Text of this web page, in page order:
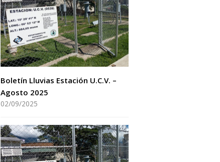
Boletín Lluvias Estación U.C.V. –
Agosto 2025
02/09/2025